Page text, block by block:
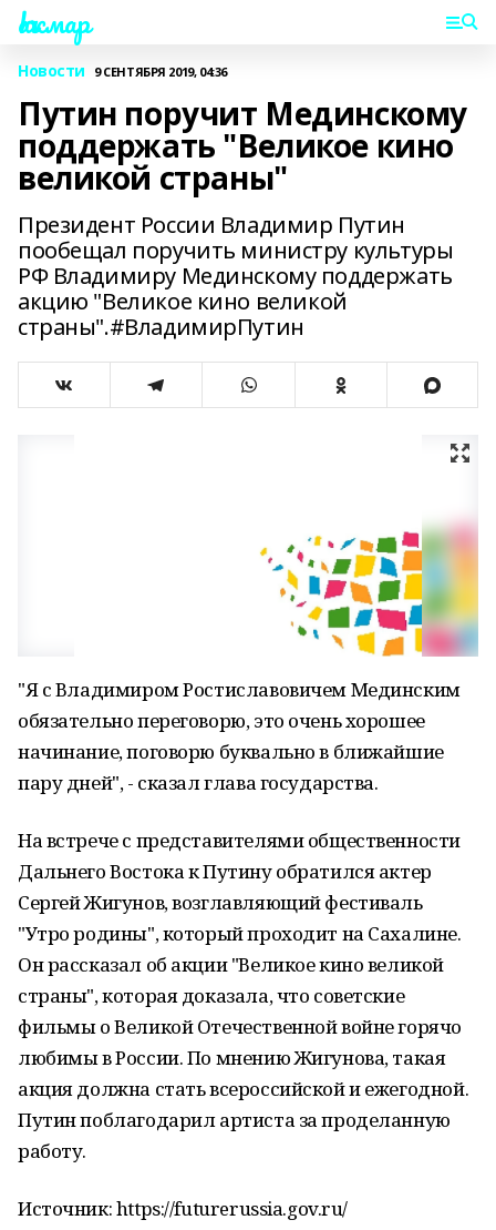
Һаҡмар
Новости 9 СЕНТЯБРЯ 2019, 04:36
Путин поручит Мединскому
поддержать "Великое кино
великой страны"
Президент России Владимир Путин
пообещал поручить министру культуры
РФ Владимиру Мединскому поддержать
акцию "Великое кино великой
страны".#ВладимирПутин
"Я с Владимиром Ростиславовичем Мединским
обязательно переговорю, это очень хорошее
начинание, поговорю буквально в ближайшие
пару дней", - сказал глава государства.
На встрече с представителями общественности
Дальнего Востока к Путину обратился актер
Сергей Жигунов, возглавляющий фестиваль
"Утро родины", который проходит на Сахалине.
Он рассказал об акции "Великое кино великой
страны", которая доказала, что советские
фильмы о Великой Отечественной войне горячо
любимы в России. По мнению Жигунова, такая
акция должна стать всероссийской и ежегодной.
Путин поблагодарил артиста за проделанную
работу.
Источник: https://futurerussia.gov.ru/